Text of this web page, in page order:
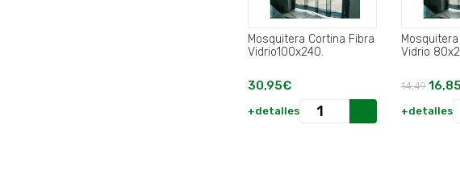
Mosquitera Cortina Fibra
Vidrio100x240.
30,95€
+detalles
Vidrio
14,49
+detalles